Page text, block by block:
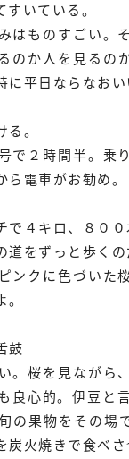
すいている。
はものすごい。
のか人を見るの
平日ならなおい
。
で２時間半。乗
電車がお勧め。
で４キロ、８０
道をずっと歩く
ンクに色づいた
鼓
。桜を見ながら
良心的。伊豆と
の果物をその場
炭火焼きで食べ